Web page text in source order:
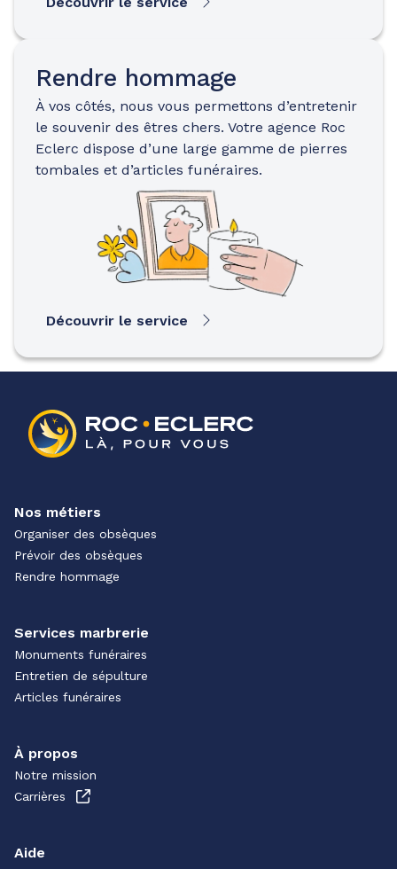
Rendre hommage
À vos côtés, nous vous permettons d’entretenir
le souvenir des êtres chers. Votre agence Roc
Eclerc dispose d’une large gamme de pierres
tombales et d’articles funéraires.
Découvrir le service
Nos métiers
Organiser des obsèques
Prévoir des obsèques
Rendre hommage
Services marbrerie
Monuments funéraires
Entretien de sépulture
Articles funéraires
À propos
Notre mission
Carrières
Aide